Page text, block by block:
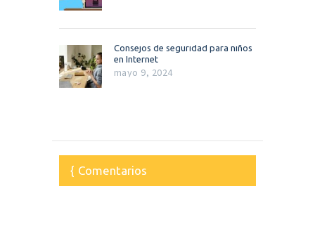
Consejos de seguridad para niños
en Internet
mayo 9, 2024
Comentarios